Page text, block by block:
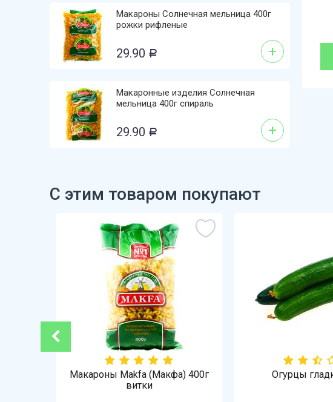
Макароны Солнечная мельница 400г
рожки рифленые
29.90 Р +
Макаронные изделия Солнечная
мельница 400г спираль
29.90 Р +
С этим товаром покупают
Макароны Makfa (Макфа) 400г
витки
Огурцы